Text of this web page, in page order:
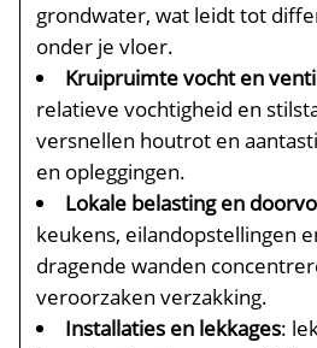
grondwater, wat leidt tot
onder je vloer.​
Kruipruimte vocht en
relatieve vochtigheid en
versnellen houtrot en
en opleggingen.​
Lokale belasting en
keukens, eilandopstellingen
dragende wanden
veroorzaken verzakking.​
Installaties en lekkages: